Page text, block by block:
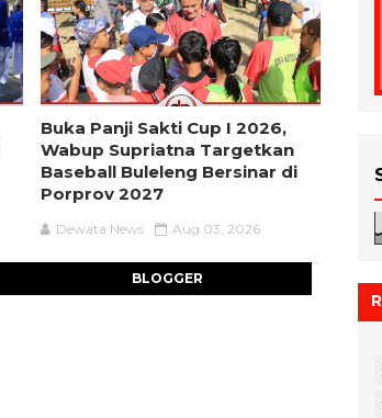
Buka Panji Sakti Cup I 2026,
Wabup Supriatna Targetkan
Baseball Buleleng Bersinar di
Porprov 2027
Dewata News Aug 03, 2026
BLOGGER